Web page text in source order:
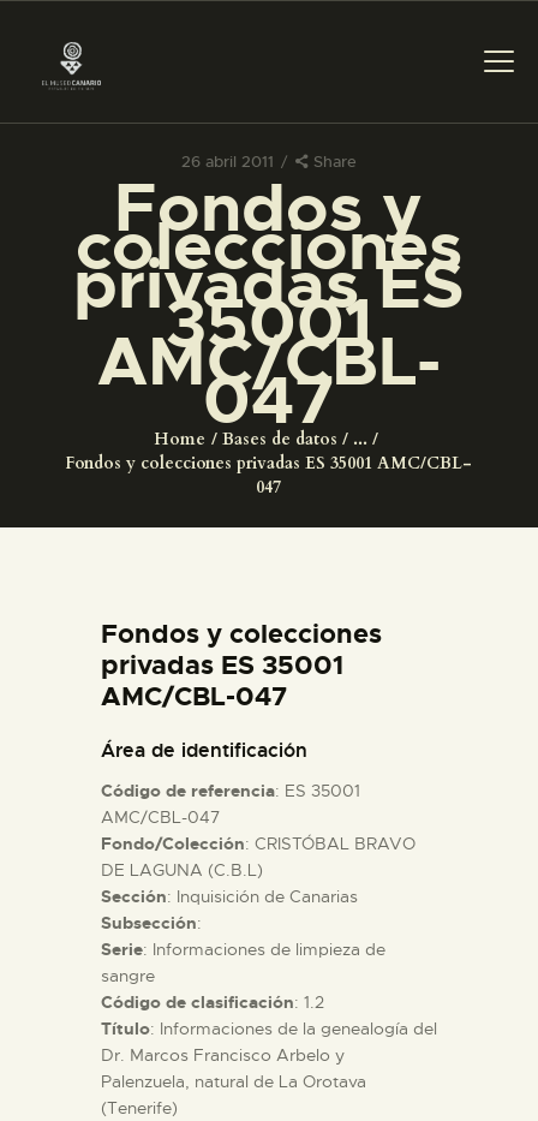
26 abril 2011 Share
Fondos y
colecciones
privadas ES
35001
AMC/CBL-
047
Home Bases de datos
...
Fondos y colecciones privadas ES 35001 AMC/CBL-
047
PREPARAR LA VISITA
ACTIVIDADES
█
EL MUSEO
COLECCIONES
ESPAÑOL
PREPARAR LA VISITA
█
EL MUSEO
COLECCIONES
DIDÁCTICA
Fondos y colecciones
privadas ES 35001
AMC/CBL-047
Área de identificación
Código de referencia: ES 35001
AMC/CBL-047
Fondo/Colección: CRISTÓBAL BRAVO
DE LAGUNA (C.B.L)
Sección: Inquisición de Canarias
Subsección:
Serie: Informaciones de limpieza de
sangre
Código de clasificación: 1.2
Título: Informaciones de la genealogía del
Dr. Marcos Francisco Arbelo y
Palenzuela, natural de La Orotava
(Tenerife)